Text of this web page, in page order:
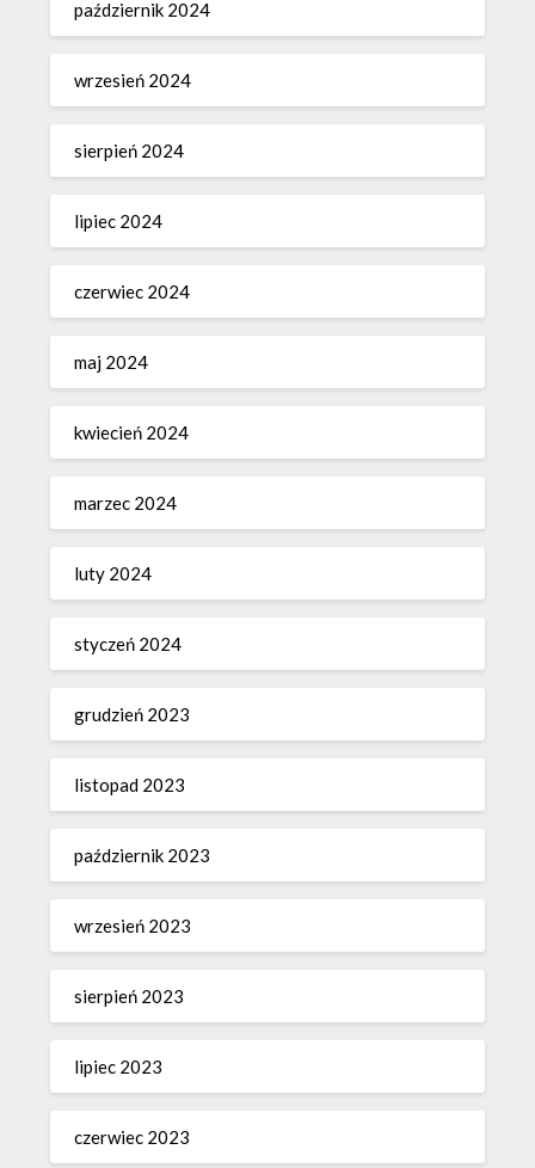
październik 2024
wrzesień 2024
sierpień 2024
lipiec 2024
czerwiec 2024
maj 2024
kwiecień 2024
marzec 2024
luty 2024
styczeń 2024
grudzień 2023
listopad 2023
październik 2023
wrzesień 2023
sierpień 2023
lipiec 2023
czerwiec 2023